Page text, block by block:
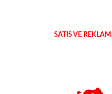
SATIS VE REKLAM